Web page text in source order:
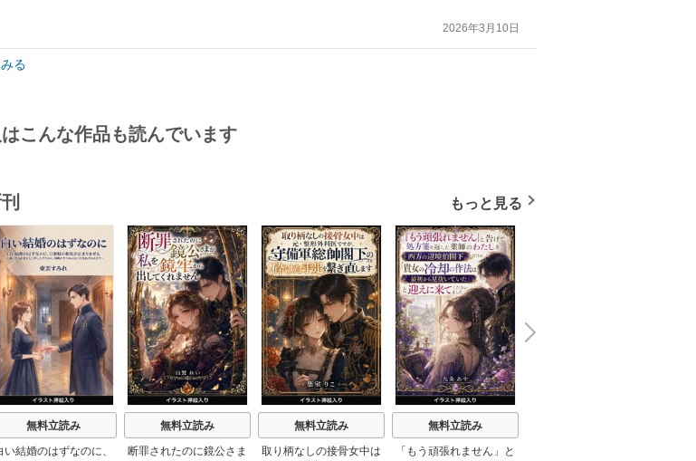
2026年3月10日
る
こんな作品も読んでいます
もっと見る
無料立読み
い結婚のはずなのに、
無料立読み
断罪されたのに鏡公さま
無料立読み
取り柄なしの接骨女中は
無料立読み
「もう頑張れません」と
N
e
x
t